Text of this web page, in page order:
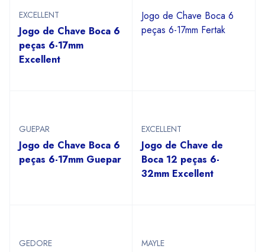
EXCELLENT
Jogo de Chave Boca 6
peças 6-17mm
Excellent
Jogo de Chave Boca 6
peças 6-17mm Fertak
GUEPAR
Jogo de Chave Boca 6
peças 6-17mm Guepar
EXCELLENT
Jogo de Chave de
Boca 12 peças 6-
32mm Excellent
GEDORE MAYLE